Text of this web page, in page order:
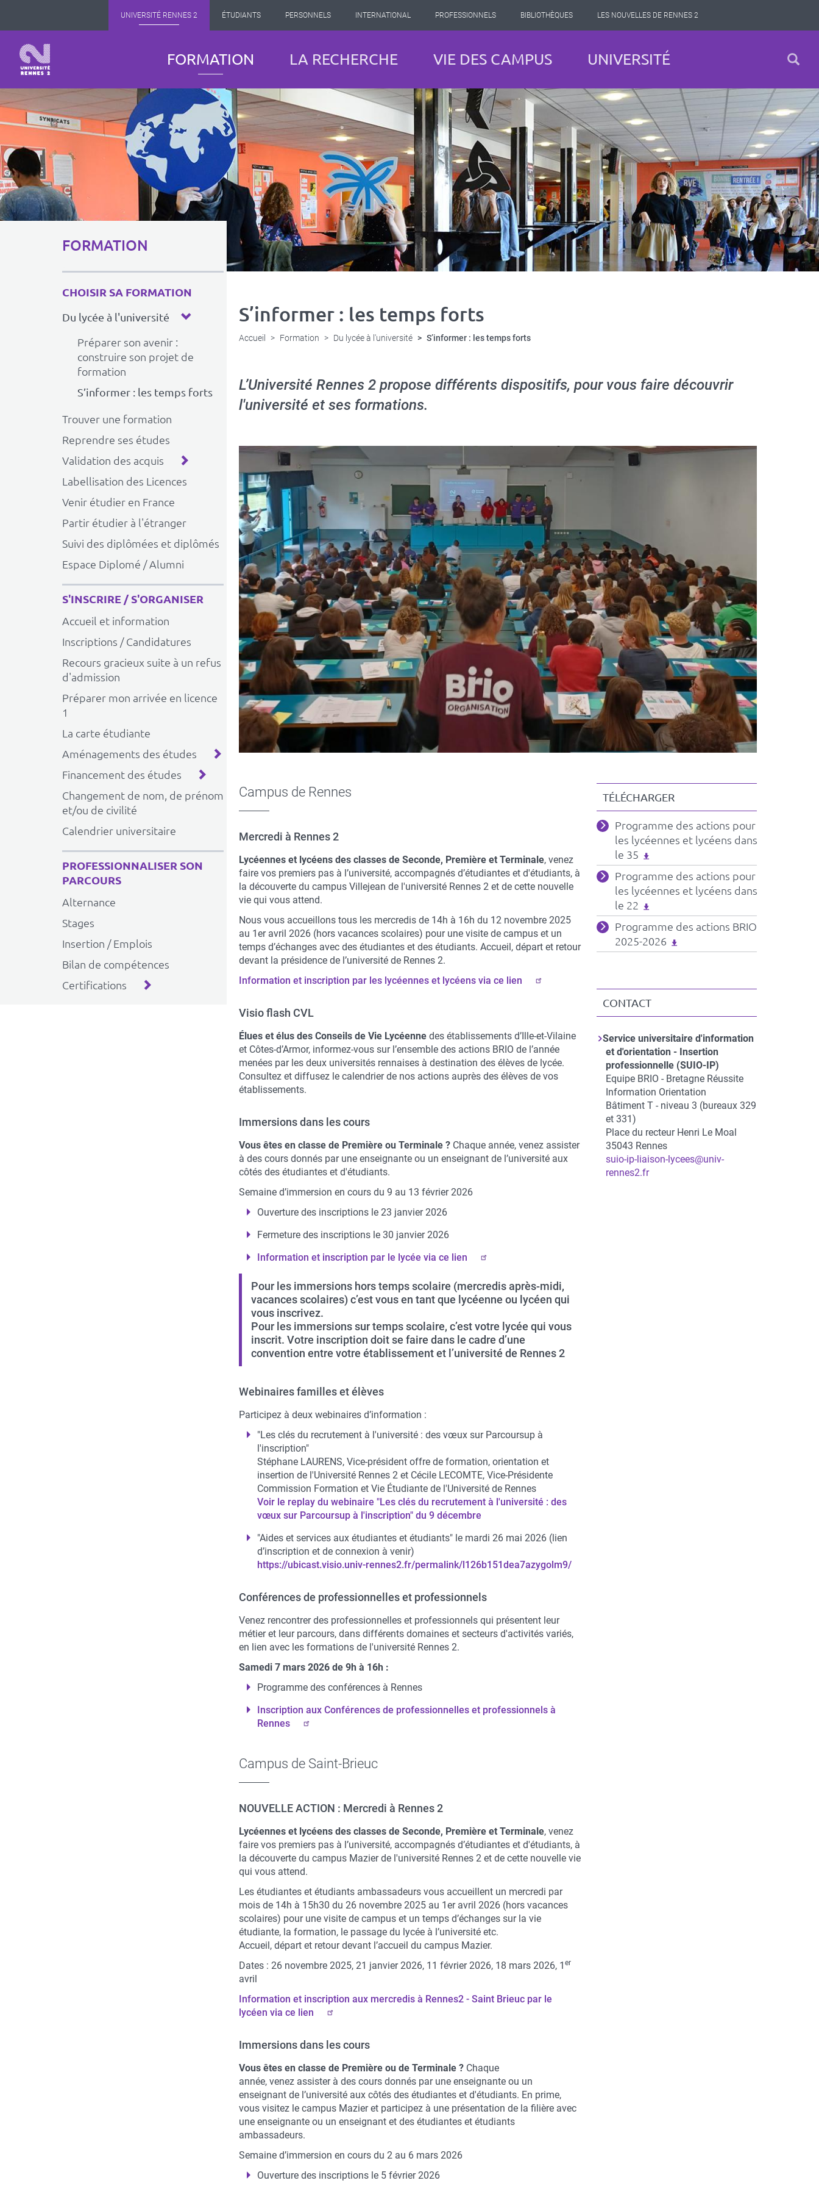
contenu
principal
UNIVERSITÉ RENNES 2 ÉTUDIANTS PERSONNELS INTERNATIONAL PROFESSIONNELS BIBLIOTHÈQUES LES NOUVELLES DE RENNES 2
Navigation
principale
FORMATION LA RECHERCHE VIE DES CAMPUS UNIVERSITÉ
Menu
FORMATION
CHOISIR SA FORMATION
Du lycée à l'université
Préparer son avenir :
construire son projet de
formation
S’informer : les temps forts
Trouver une formation
Reprendre ses études
Validation des acquis
Labellisation des Licences
Venir étudier en France
Partir étudier à l'étranger
Suivi des diplômées et diplômés
Espace Diplomé / Alumni
S'INSCRIRE / S'ORGANISER
Accueil et information
Inscriptions / Candidatures
Recours gracieux suite à un refus
d'admission
Préparer mon arrivée en licence
1
La carte étudiante
Aménagements des études
Financement des études
Changement de nom, de prénom
et/ou de civilité
Calendrier universitaire
PROFESSIONNALISER SON
PARCOURS
Alternance
Stages
Insertion / Emplois
Bilan de compétences
Certifications
S’informer : les temps forts
Accueil Formation Du lycée à l'université S’informer : les temps forts
L’Université Rennes 2 propose différents dispositifs, pour vous faire découvrir
l'université et ses formations.
Campus de Rennes
Mercredi à Rennes 2
Lycéennes et lycéens des classes de Seconde, Première et Terminale, venez
faire vos premiers pas à l’université, accompagnés d’étudiantes et d'étudiants, à
la découverte du campus Villejean de l'université Rennes 2 et de cette nouvelle
vie qui vous attend.
Nous vous accueillons tous les mercredis de 14h à 16h du 12 novembre 2025
au 1er avril 2026 (hors vacances scolaires) pour une visite de campus et un
temps d’échanges avec des étudiantes et des étudiants. Accueil, départ et retour
devant la présidence de l’université de Rennes 2.
Information et inscription par les lycéennes et lycéens via ce lien
Visio flash CVL
Élues et élus des Conseils de Vie Lycéenne des établissements d’Ille-et-Vilaine
et Côtes-d’Armor, informez-vous sur l’ensemble des actions BRIO de l’année
menées par les deux universités rennaises à destination des élèves de lycée.
Consultez et diffusez le calendrier de nos actions auprès des élèves de vos
établissements.
Immersions dans les cours
Vous êtes en classe de Première ou Terminale ? Chaque année, venez assister
à des cours donnés par une enseignante ou un enseignant de l’université aux
côtés des étudiantes et d'étudiants.
Semaine d’immersion en cours du 9 au 13 février 2026
Ouverture des inscriptions le 23 janvier 2026
Fermeture des inscriptions le 30 janvier 2026
Information et inscription par le lycée via ce lien
Pour les immersions hors temps scolaire (mercredis après-midi,
vacances scolaires) c’est vous en tant que lycéenne ou lycéen qui
vous inscrivez.
Pour les immersions sur temps scolaire, c’est votre lycée qui vous
inscrit. Votre inscription doit se faire dans le cadre d’une
convention entre votre établissement et l’université de Rennes 2
Webinaires familles et élèves
Participez à deux webinaires d’information :
"Les clés du recrutement à l'université : des vœux sur Parcoursup à
l'inscription"
Stéphane LAURENS, Vice-président offre de formation, orientation et
insertion de l'Université Rennes 2 et Cécile LECOMTE, Vice-Présidente
Commission Formation et Vie Étudiante de l'Université de Rennes
Voir le replay du webinaire "Les clés du recrutement à l'université : des
vœux sur Parcoursup à l'inscription" du 9 décembre
"Aides et services aux étudiantes et étudiants" le mardi 26 mai 2026 (lien
d’inscription et de connexion à venir)
https://ubicast.visio.univ-rennes2.fr/permalink/l126b151dea7azygolm9/
Conférences de professionnelles et professionnels
Venez rencontrer des professionnelles et professionnels qui présentent leur
métier et leur parcours, dans différents domaines et secteurs d'activités variés,
en lien avec les formations de l'université Rennes 2.
Samedi 7 mars 2026 de 9h à 16h :
Programme des conférences à Rennes
Inscription aux Conférences de professionnelles et professionnels à
Rennes
Campus de Saint-Brieuc
NOUVELLE ACTION : Mercredi à Rennes 2
Lycéennes et lycéens des classes de Seconde, Première et Terminale, venez
faire vos premiers pas à l’université, accompagnés d’étudiantes et d'étudiants, à
la découverte du campus Mazier de l'université Rennes 2 et de cette nouvelle vie
qui vous attend.
Les étudiantes et étudiants ambassadeurs vous accueillent un mercredi par
mois de 14h à 15h30 du 26 novembre 2025 au 1er avril 2026 (hors vacances
scolaires) pour une visite de campus et un temps d’échanges sur la vie
étudiante, la formation, le passage du lycée à l’université etc.
Accueil, départ et retour devant l’accueil du campus Mazier.
Dates : 26 novembre 2025, 21 janvier 2026, 11 février 2026, 18 mars 2026, 1 er
avril
Information et inscription aux mercredis à Rennes2 - Saint Brieuc par le
lycéen via ce lien
Immersions dans les cours
Vous êtes en classe de Première ou de Terminale ? Chaque
année, venez assister à des cours donnés par une enseignante ou un
enseignant de l’université aux côtés des étudiantes et d'étudiants. En prime,
vous visitez le campus Mazier et participez à une présentation de la filière avec
une enseignante ou un enseignant et des étudiantes et étudiants
ambassadeurs.
Semaine d’immersion en cours du 2 au 6 mars 2026
Ouverture des inscriptions le 5 février 2026
TÉLÉCHARGER
Fichiers
associés
Programme des actions pour
les lycéennes et lycéens dans
le 35
Programme des actions pour
les lycéennes et lycéens dans
le 22
Programme des actions BRIO
2025-2026
CONTACT
Service universitaire d'information
et d'orientation - Insertion
professionnelle (SUIO-IP)
Equipe BRIO - Bretagne Réussite
Information Orientation
Adresse
Bâtiment T - niveau 3 (bureaux 329
et 331)
Place du recteur Henri Le Moal
35043 Rennes
suio-ip-liaison-lycees@univ-
rennes2.fr